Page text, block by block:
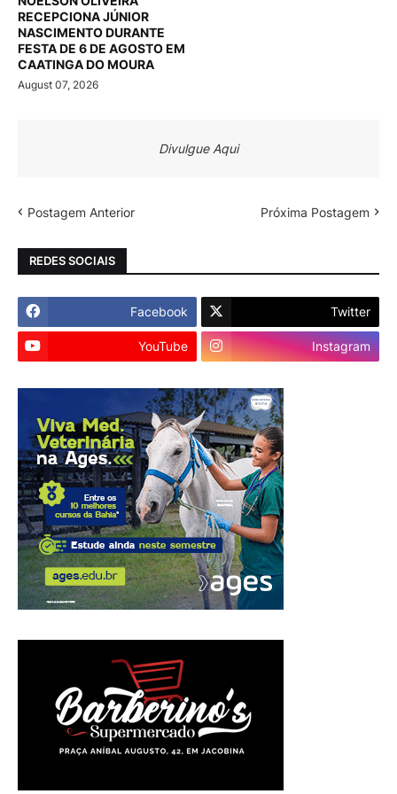
RECEPCIONA JÚNIOR
NASCIMENTO DURANTE
FESTA DE 6 DE AGOSTO EM
CAATINGA DO MOURA
August 07, 2026
Divulgue Aqui
Postagem Anterior Próxima Postagem
REDES SOCIAIS
Facebook Twitter
YouTube Instagram